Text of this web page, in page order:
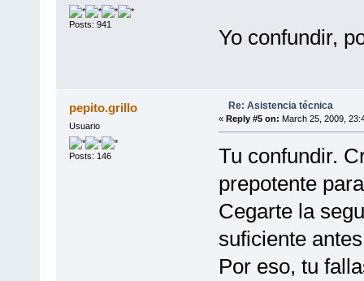
Posts: 941
Yo confundir,
pepito.grillo
Usuario
Posts: 146
Re: Asistencia técnica
« Reply #5 on: March 25, 2009,
Tu confundir.
prepotente
Cegarte la
suficiente
Por eso, tu